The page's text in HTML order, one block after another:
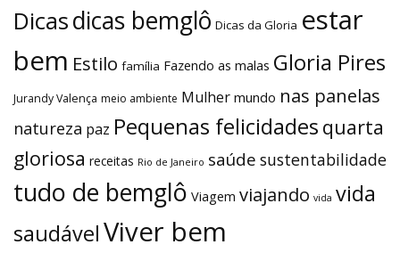
Dicasdicas bemglô Dicas da Gloria estar
bem Estilo família Fazendo as malas Gloria Pires
Jurandy Valença meio ambiente Mulher mundo nas panelas
natureza paz Pequenas felicidades quarta
gloriosa receitas Rio de Janeiro saúde sustentabilidade
tudo de bemglô Viagem viajando vida vida
saudávelViver bem